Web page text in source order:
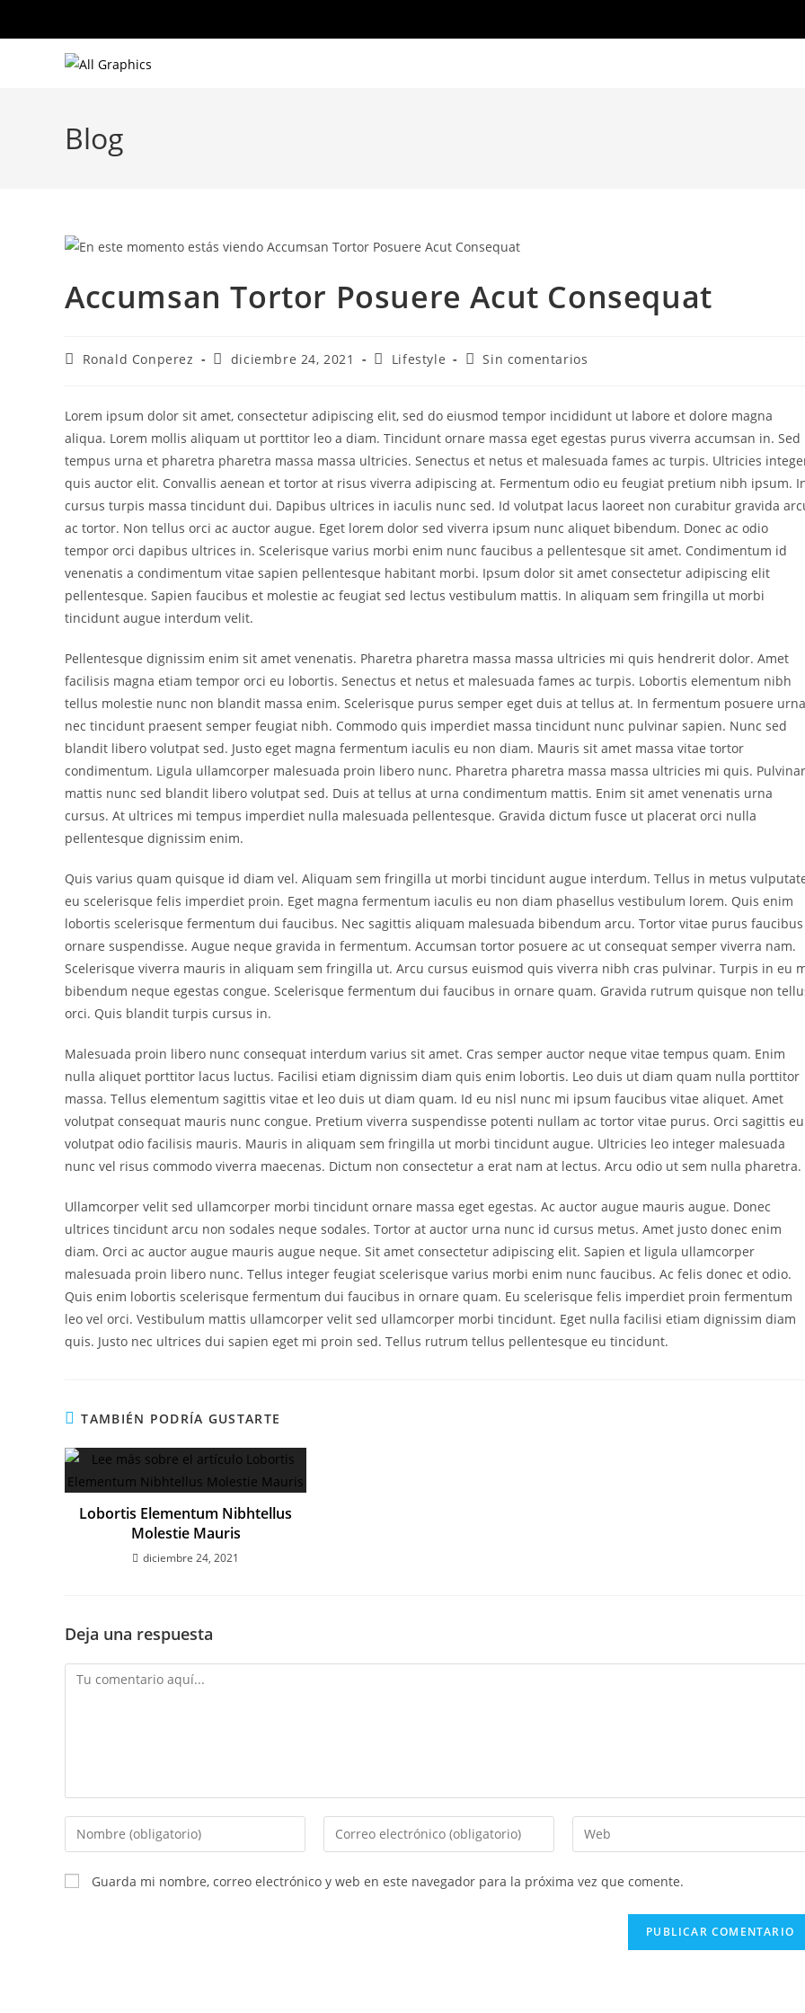
Blog
Accumsan Tortor Posuere Acut Consequat
Autor
entrada:
Ronald Conperez
Publicación
entrada:
diciembre 24, 2021
Categoría
entrada:
Lifestyle
Comentarios
entrada:
Sin comentarios
Lorem ipsum dolor sit amet, consectetur adipiscing elit, sed do eiusmod tempor incididunt ut labore et dolore magna
aliqua. Lorem mollis aliquam ut porttitor leo a diam. Tincidunt ornare massa eget egestas purus viverra accumsan in. Sed
tempus urna et pharetra pharetra massa massa ultricies. Senectus et netus et malesuada fames ac turpis. Ultricies
quis auctor elit. Convallis aenean et tortor at risus viverra adipiscing at. Fermentum odio eu feugiat pretium nibh ipsum.
cursus turpis massa tincidunt dui. Dapibus ultrices in iaculis nunc sed. Id volutpat lacus laoreet non curabitur gravida
ac tortor. Non tellus orci ac auctor augue. Eget lorem dolor sed viverra ipsum nunc aliquet bibendum. Donec ac odio
tempor orci dapibus ultrices in. Scelerisque varius morbi enim nunc faucibus a pellentesque sit amet. Condimentum id
venenatis a condimentum vitae sapien pellentesque habitant morbi. Ipsum dolor sit amet consectetur adipiscing elit
pellentesque. Sapien faucibus et molestie ac feugiat sed lectus vestibulum mattis. In aliquam sem fringilla ut morbi
tincidunt augue interdum velit.
Pellentesque dignissim enim sit amet venenatis. Pharetra pharetra massa massa ultricies mi quis hendrerit dolor. Amet
facilisis magna etiam tempor orci eu lobortis. Senectus et netus et malesuada fames ac turpis. Lobortis elementum nibh
tellus molestie nunc non blandit massa enim. Scelerisque purus semper eget duis at tellus at. In fermentum posuere urna
nec tincidunt praesent semper feugiat nibh. Commodo quis imperdiet massa tincidunt nunc pulvinar sapien. Nunc sed
blandit libero volutpat sed. Justo eget magna fermentum iaculis eu non diam. Mauris sit amet massa vitae tortor
condimentum. Ligula ullamcorper malesuada proin libero nunc. Pharetra pharetra massa massa ultricies mi quis. Pulvinar
mattis nunc sed blandit libero volutpat sed. Duis at tellus at urna condimentum mattis. Enim sit amet venenatis urna
cursus. At ultrices mi tempus imperdiet nulla malesuada pellentesque. Gravida dictum fusce ut placerat orci nulla
pellentesque dignissim enim.
Quis varius quam quisque id diam vel. Aliquam sem fringilla ut morbi tincidunt augue interdum. Tellus in metus
eu scelerisque felis imperdiet proin. Eget magna fermentum iaculis eu non diam phasellus vestibulum lorem. Quis enim
lobortis scelerisque fermentum dui faucibus. Nec sagittis aliquam malesuada bibendum arcu. Tortor vitae purus faucibus
ornare suspendisse. Augue neque gravida in fermentum. Accumsan tortor posuere ac ut consequat semper viverra nam.
Scelerisque viverra mauris in aliquam sem fringilla ut. Arcu cursus euismod quis viverra nibh cras pulvinar. Turpis in eu
bibendum neque egestas congue. Scelerisque fermentum dui faucibus in ornare quam. Gravida rutrum quisque non
orci. Quis blandit turpis cursus in.
Malesuada proin libero nunc consequat interdum varius sit amet. Cras semper auctor neque vitae tempus quam. Enim
nulla aliquet porttitor lacus luctus. Facilisi etiam dignissim diam quis enim lobortis. Leo duis ut diam quam nulla porttitor
massa. Tellus elementum sagittis vitae et leo duis ut diam quam. Id eu nisl nunc mi ipsum faucibus vitae aliquet. Amet
volutpat consequat mauris nunc congue. Pretium viverra suspendisse potenti nullam ac tortor vitae purus. Orci sagittis eu
volutpat odio facilisis mauris. Mauris in aliquam sem fringilla ut morbi tincidunt augue. Ultricies leo integer malesuada
nunc vel risus commodo viverra maecenas. Dictum non consectetur a erat nam at lectus. Arcu odio ut sem nulla pharetra.
Ullamcorper velit sed ullamcorper morbi tincidunt ornare massa eget egestas. Ac auctor augue mauris augue. Donec
ultrices tincidunt arcu non sodales neque sodales. Tortor at auctor urna nunc id cursus metus. Amet justo donec enim
diam. Orci ac auctor augue mauris augue neque. Sit amet consectetur adipiscing elit. Sapien et ligula ullamcorper
malesuada proin libero nunc. Tellus integer feugiat scelerisque varius morbi enim nunc faucibus. Ac felis donec et odio.
Quis enim lobortis scelerisque fermentum dui faucibus in ornare quam. Eu scelerisque felis imperdiet proin fermentum
leo vel orci. Vestibulum mattis ullamcorper velit sed ullamcorper morbi tincidunt. Eget nulla facilisi etiam dignissim diam
quis. Justo nec ultrices dui sapien eget mi proin sed. Tellus rutrum tellus pellentesque eu tincidunt.
TAMBIÉN PODRÍA GUSTARTE
Lobortis Elementum Nibhtellus
Molestie Mauris
diciembre 24, 2021
Deja una respuesta
Comentario
Introduce
tu
nombre
o
Introduce
tu
de
Introduce
la
Guarda mi nombre, correo electrónico y web en este navegador para la próxima vez que comente.